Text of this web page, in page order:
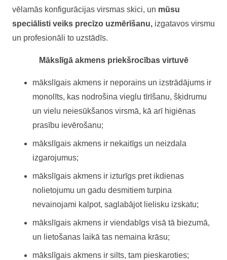
vēlamās konfigurācijas virsmas skici, un mūsu
speciālisti veiks precīzo uzmērīšanu, izgatavos virsmu
un profesionāli to uzstādīs.
Mākslīgā akmens priekšrocības virtuvē
mākslīgais akmens ir neporains un izstrādājums ir
monolīts, kas nodrošina vieglu tīrīšanu, šķidrumu
un vielu neiesūkšanos virsmā, kā arī higiēnas
prasību ievērošanu;
mākslīgais akmens ir nekaitīgs un neizdala
izgarojumus;
mākslīgais akmens ir izturīgs pret ikdienas
nolietojumu un gadu desmitiem turpina
nevainojami kalpot, saglabājot lielisku izskatu;
mākslīgais akmens ir viendabīgs visā tā biezumā,
un lietošanas laikā tas nemaina krāsu;
mākslīgais akmens ir silts, tam pieskaroties;